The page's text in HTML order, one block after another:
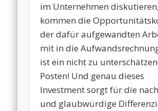
im Unternehmen diskutieren,
kommen die
der dafür aufgewandten
mit in die
ist ein nicht zu
Posten! Und genau dieses
Investment sorgt für die
und glaubwürdige